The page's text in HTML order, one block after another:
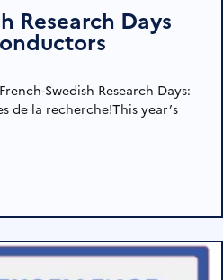
Research Days
Swedish Research Days:
de la recherche!This year’s